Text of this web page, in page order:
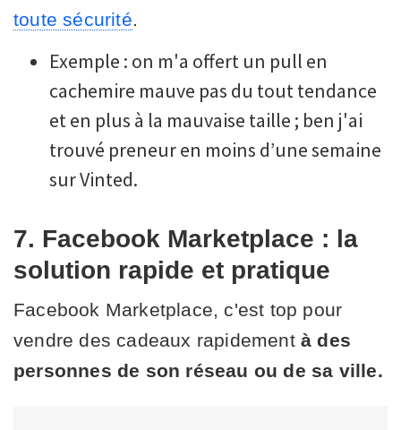
toute sécurité
Exemple : on m'a offert un pull en
cachemire mauve pas du tout tendance
et en plus à la mauvaise taille ; ben j'ai
trouvé preneur en moins d’une semaine
sur Vinted.
7. Facebook Marketplace : la
solution rapide et pratique
Facebook Marketplace, c'est top pour
vendre des cadeaux rapidement à des
personnes de son réseau ou de sa ville.